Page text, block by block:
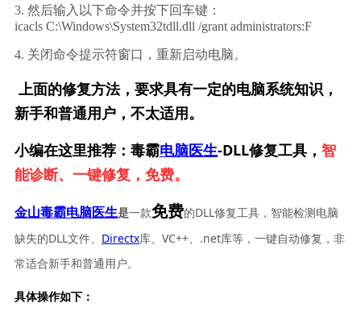
3. 然后输入以下命令并按下回车键：
icacls C:\Windows\System32tdll.dll /grant administrators:F
4. 关闭命令提示符窗口，重新启动电脑。
上面的修复方法，要求具有一定的电脑系统知识，
新手和普通用户，不太适用。
小编在这里推荐：毒霸电脑医生-DLL修复工具， 智
能诊断、一键修复，免费。
金山毒霸电脑医生是一款免费的DLL修复工具，智能检测电脑
缺失的DLL文件、 Directx库、VC++、.net库等，一键自动修复，非
常适合新手和普通用户。
具体操作如下：